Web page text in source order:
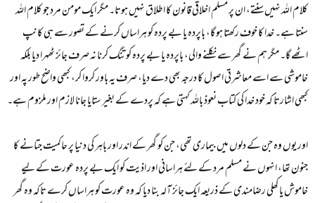
کلام اللہ نہیں سنتے، ان پر مسلم اخلاقی قانون کا اطلاق نہیں ہوتا۔ مگر ایک مومن مرد جو کلام اللہ
سنتا ہے۔ خدا کا خوف رکھتا ہو گا، باپردہ یا بے پردہ کو ہراساں کرنے کے تصور سے ہی کانپ
اٹھے گا۔ مگر ہم نے گھر سے نکلنے والی، باپردہ یا بے پردہ کو تنگ کرنا نہ صرف جائز ٹھہرا دیا بلکہ
خاموشی سے اسے معاشرتی اصول کا درجہ بھی دے دیا، صرف یہ باور کروا کر، کبھی واضح طور پہ اور
کبھی اشارتاً کہ خود خدا کی کتاب نعوذ باللہ کہتی ہے کہ پردے کے بغیر ستایا جانا لازم اور ملزوم ہے۔
اور یوں وہ جن کے دلوں میں بیماری تھی، جن کو گھر کے اندر اور باہر کی دنیا پر حاکمیت جتانے کا
جنون تھا، انہوں نے مسلم مرد کے لئے ہراسانی اور اذیت کو ایک بے پردہ عورت کے لیے
خاموش یا کھلی رضامندی کے ذریعہ ایک جائز آلہ بنا دیا کہ وہ عورت کو ہراساں کرے تاکہ وہ گھر